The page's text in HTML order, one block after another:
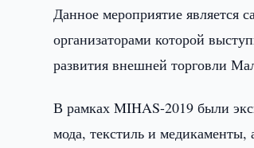
Данное мероприятие является
организаторами которой
развития внешней торговли
В рамках MIHAS-2019 были
мода, текстиль и медикаменты,